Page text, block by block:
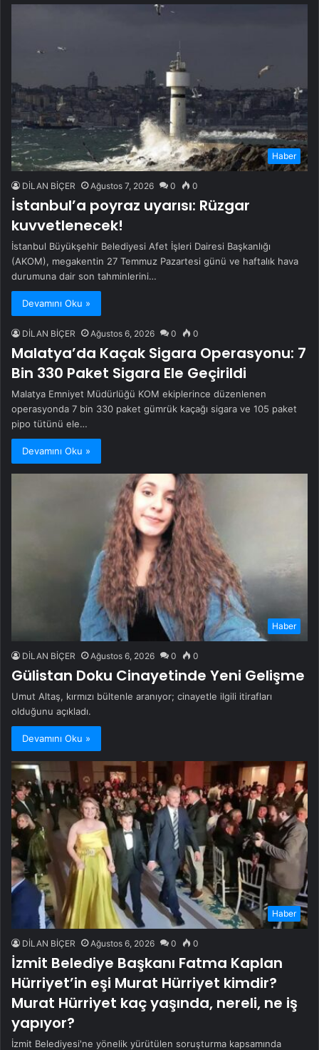
Haber
DİLAN BİÇER Ağustos 7, 2026 0 0
İstanbul’a poyraz uyarısı: Rüzgar
kuvvetlenecek!
İstanbul Büyükşehir Belediyesi Afet İşleri Dairesi Başkanlığı
(AKOM), megakentin 27 Temmuz Pazartesi günü ve haftalık hava
durumuna dair son tahminlerini…
Devamını Oku »
DİLAN BİÇER Ağustos 6, 2026 0 0
Malatya’da Kaçak Sigara Operasyonu: 7
Bin 330 Paket Sigara Ele Geçirildi
Malatya Emniyet Müdürlüğü KOM ekiplerince düzenlenen
operasyonda 7 bin 330 paket gümrük kaçağı sigara ve 105 paket
pipo tütünü ele…
Devamını Oku »
Haber
DİLAN BİÇER Ağustos 6, 2026 0 0
Gülistan Doku Cinayetinde Yeni Gelişme
Umut Altaş, kırmızı bültenle aranıyor; cinayetle ilgili itirafları
olduğunu açıkladı.
Devamını Oku »
Haber
DİLAN BİÇER Ağustos 6, 2026 0 0
İzmit Belediye Başkanı Fatma Kaplan
Hürriyet’in eşi Murat Hürriyet kimdir?
Murat Hürriyet kaç yaşında, nereli, ne iş
yapıyor?
İzmit Belediyesi'ne yönelik yürütülen soruşturma kapsamında